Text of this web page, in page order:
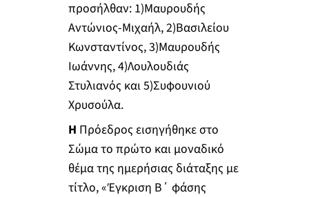
προσήλθαν: 1)Μαυρουδής
Αντώνιος-Μιχαήλ, 2)Βασιλείου
Κωνσταντίνος, 3)Μαυρουδής
Ιωάννης, 4)Λουλουδιάς
Στυλιανός και 5)Συφουνιού
Χρυσούλα.
Η Πρόεδρος εισηγήθηκε στο
Σώμα το πρώτο και μοναδικό
θέμα της ημερήσιας διάταξης με
τίτλο, «Έγκριση Β΄ φάσης